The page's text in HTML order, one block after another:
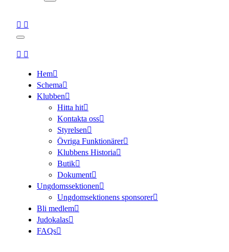
Hem
Schema
Klubben
Hitta hit
Kontakta oss
Styrelsen
Övriga Funktionärer
Klubbens Historia
Butik
Dokument
Ungdomssektionen
Ungdomsektionens sponsorer
Bli medlem
Judokalas
FAQs